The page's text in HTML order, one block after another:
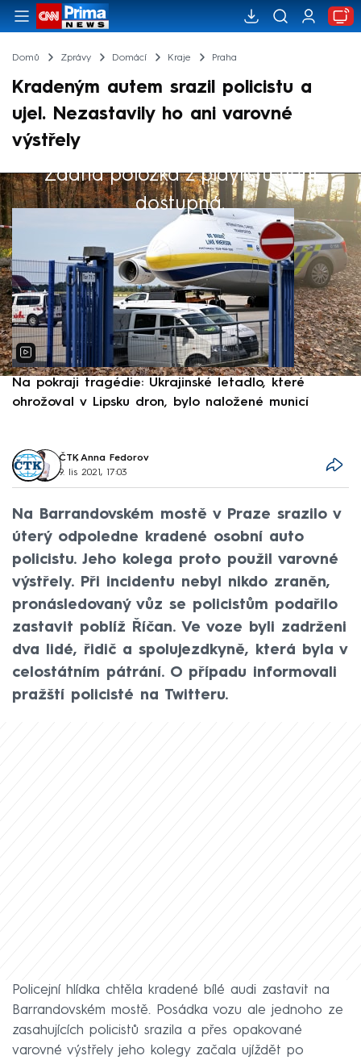
Domů Zprávy Domácí Kraje Praha
Kradeným autem srazil policistu a
ujel. Nezastavily ho ani varovné
výstřely
Žádná položka z playlistu není
dostupná.
Výběr redakce
Na pokraji tragédie: Ukrajinské letadlo, které
ohrožoval v Lipsku dron, bylo naložené municí
ČTK, Anna Fedorov
9. lis 2021, 17:03
Na Barrandovském mostě v Praze srazilo v
úterý odpoledne kradené osobní auto
policistu. Jeho kolega proto použil varovné
výstřely. Při incidentu nebyl nikdo zraněn,
pronásledovaný vůz se policistům podařilo
zastavit poblíž Říčan. Ve voze byli zadrženi
dva lidé, řidič a spolujezdkyně, která byla v
celostátním pátrání. O případu informovali
pražští policisté na Twitteru.
Policejní hlídka chtěla kradené bílé audi zastavit na
Barrandovském mostě. Posádka vozu ale jednoho ze
zasahujících policistů srazila a přes opakované
varovné výstřely jeho kolegy začala ujíždět po